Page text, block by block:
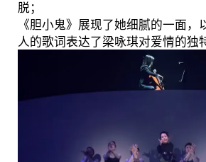
脱；
《胆小鬼》展现了她细腻的一面，
人的歌词表达了梁咏琪对爱情的独